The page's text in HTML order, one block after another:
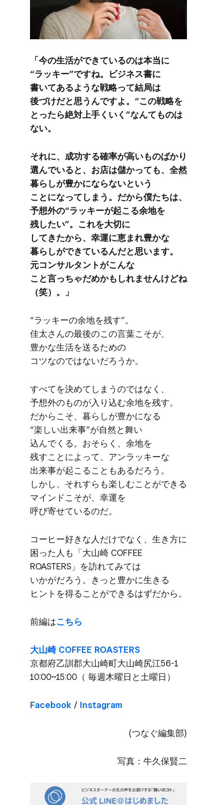
「今の​生活が​できているのは​本当に​
“ラッキー”ですね。​ビジネス書に​
書いてあるような​戦略って​結局は​
後づけだと​思うんですよ。​“この​戦略を​
とったら​絶対​上手く​いく​”なんて​ものは​
ない。
それに、​成功する​確率が​高い​ものばかり​
選んでいると、​お店は​儲かっても、​全然​
暮らしが​豊かに​ならないと​いう​
ことになってしまう。​だから​僕たちは、​
予想外の​“ラッキーが​起こる​余地を​
残したい”。​これを​大切に​
してきたから、​幸運に​恵まれ豊かな​
暮らしが​できているんだと​思います。​
元コンサルタントが​こんな​
こと言っちゃだめかもしれませんけどね​
（笑）。」
“ラッキーの​余地を​残す”。​
佳太さんの​最後の​この​言葉こそが、​
豊かな​生活を​送る​ための​
コツなのではないだろうか。
すべてを​決めてしまうのではなく、​
予想外の​ものが​入り込む余地を​残す。​
だから​こそ、​暮らしが​豊かに​なる​
“楽しい​出来事”が​自然と​舞い​
込んでくる。​おそらく、​余地を​
残すことに​よって、​アンラッキーな​
出来事が​起こる​こともあるだろう。​
しかし、​それすらも​楽しむことができる​
マインドこそが、​幸運を​
呼び寄せているのだ。
コーヒー好きな​人だけでなく、​生き方に​
困った​人も​「大山崎 COFFEE
ROASTERS」を​訪れてみては​
いかがだろう。​きっと​豊かに​生きる​
ヒントを​得る​ことができるは​ずだから。
前編は​こちら
大山崎 COFFEE ROASTERS
京都府乙訓郡大山崎町大山崎尻江56-1
10:00~15:00​（ 毎週​木曜日と​土曜日）
Facebook / Instagram
(つなぐ​編集部​)
写真：牛久保賢二